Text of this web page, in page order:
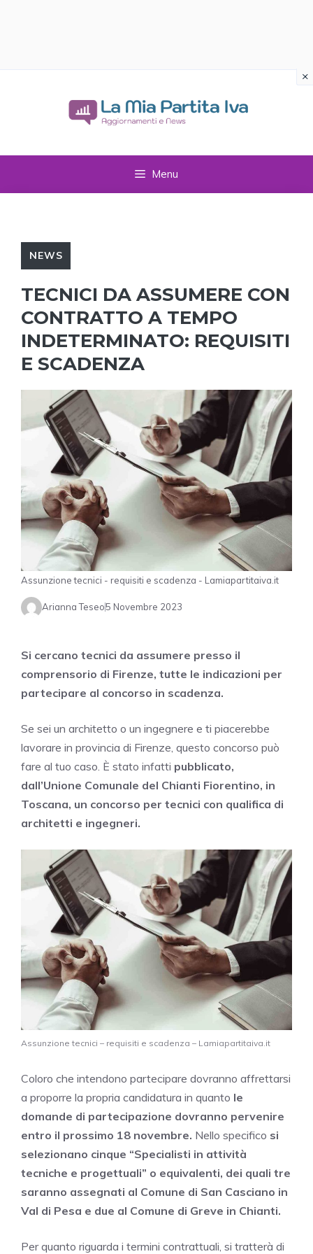
Menu
NEWS
TECNICI DA ASSUMERE CON
CONTRATTO A TEMPO
INDETERMINATO: REQUISITI
E SCADENZA
Assunzione tecnici - requisiti e scadenza - Lamiapartitaiva.it
Arianna Teseo5 Novembre 2023
Si cercano tecnici da assumere presso il
comprensorio di Firenze, tutte le indicazioni per
partecipare al concorso in scadenza.
Se sei un architetto o un ingegnere e ti piacerebbe
lavorare in provincia di Firenze, questo concorso può
fare al tuo caso. È stato infatti pubblicato,
dall’Unione Comunale del Chianti Fiorentino, in
Toscana, un concorso per tecnici con qualifica di
architetti e ingegneri.
Assunzione tecnici – requisiti e scadenza – Lamiapartitaiva.it
Coloro che intendono partecipare dovranno affrettarsi
a proporre la propria candidatura in quanto le
domande di partecipazione dovranno pervenire
entro il prossimo 18 novembre. Nello specifico si
selezionano cinque “Specialisti in attività
tecniche e progettuali” o equivalenti, dei quali tre
saranno assegnati al Comune di San Casciano in
Val di Pesa e due al Comune di Greve in Chianti.
Per quanto riguarda i termini contrattuali, si tratterà di
×